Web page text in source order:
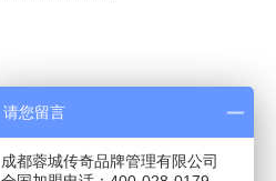
请您留言
成都蓉城传奇品牌管理有限公司